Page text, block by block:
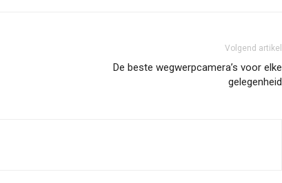
Volgend artikel
De beste wegwerpcamera’s voor elke
gelegenheid